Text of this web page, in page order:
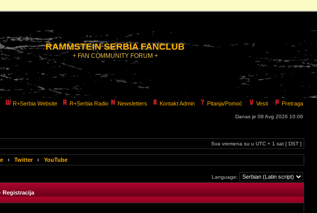
RAMMSTEIN SERBIA FANCLUB
+ FAN COMMUNITY FORUM +
R+Serbia Website R+Serbia Radio Newsletters Kontakt Admin Pitanja/Pomoć Vesti Pretraga
Danas je 08 Avg 2026 10:06
Sva vremena su u UTC + 1 sat [ DST ]
‹ Twitter ‹ YouTube
Language:
Registracija